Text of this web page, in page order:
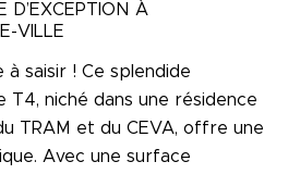
D’EXCEPTION À
VILLE
saisir ! Ce splendide
niché dans une résidence
TRAM et du CEVA, offre une
Avec une surface